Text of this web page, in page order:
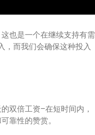
也是一个在继续支持有需
，而我们会确保这种投入
双倍工资–在短时间内，
靠性的赞赏。